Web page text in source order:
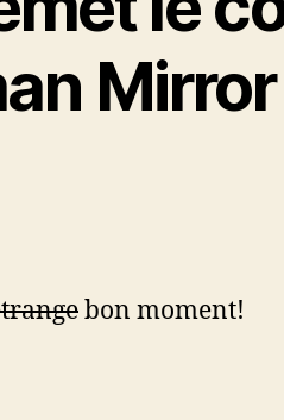
bon moment!